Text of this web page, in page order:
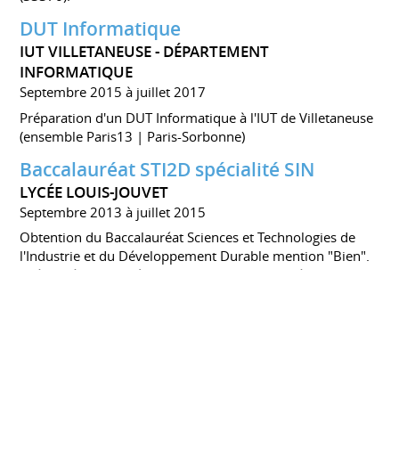
DUT Informatique
IUT VILLETANEUSE - DÉPARTEMENT
INFORMATIQUE
Septembre 2015 à juillet 2017
Préparation d'un DUT Informatique à l'IUT de Villetaneuse
(ensemble Paris13 | Paris-Sorbonne)
Baccalauréat STI2D spécialité SIN
LYCÉE LOUIS-JOUVET
Septembre 2013 à juillet 2015
Obtention du Baccalauréat Sciences et Technologies de
l'Industrie et du Développement Durable mention "Bien".
Spécialité SIN : Système Informatique et Numérique